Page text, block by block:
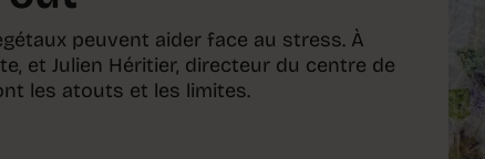
peuvent aider face au stress. À
et Julien Héritier, directeur du centre de
les atouts et les limites.